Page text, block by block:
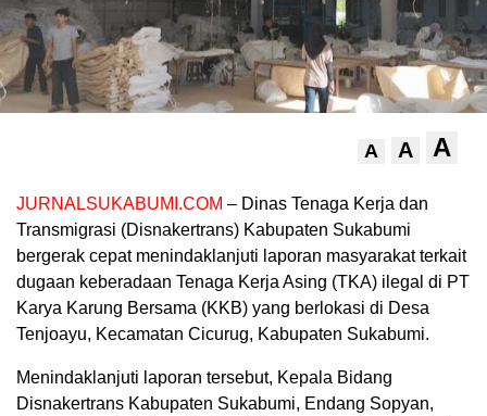
A A A
JURNALSUKABUMI.COM – Dinas Tenaga Kerja dan
Transmigrasi (Disnakertrans) Kabupaten Sukabumi
bergerak cepat menindaklanjuti laporan masyarakat terkait
dugaan keberadaan Tenaga Kerja Asing (TKA) ilegal di PT
Karya Karung Bersama (KKB) yang berlokasi di Desa
Tenjoayu, Kecamatan Cicurug, Kabupaten Sukabumi.
Menindaklanjuti laporan tersebut, Kepala Bidang
Disnakertrans Kabupaten Sukabumi, Endang Sopyan,